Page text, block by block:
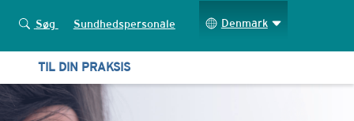
Søg Sundhedspersonale Denmark
TIL DIN PRAKSIS